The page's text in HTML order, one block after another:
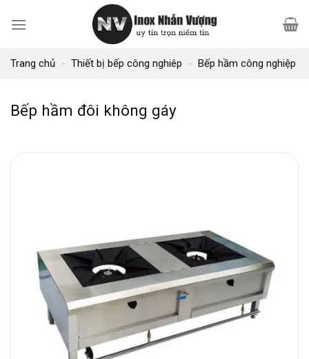
qua
dungTrang chủ - Thiết bị bếp công nghiêp - Bếp hầm công nghiệp
Bếp hầm đôi không gáy